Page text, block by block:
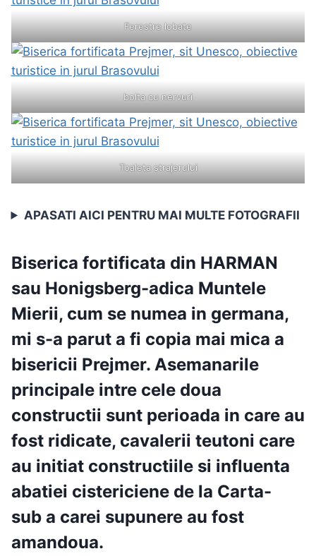
Ferestre lobate
bolta cu nervuri
Toaleta strajerului
APASATI AICI PENTRU MAI MULTE FOTOGRAFII
Biserica fortificata din HARMAN
sau Honigsberg-adica Muntele
Mierii, cum se numea in germana,
mi s-a parut a fi copia mai mica a
bisericii Prejmer. Asemanarile
principale intre cele doua
constructii sunt perioada in care au
fost ridicate, cavalerii teutoni care
au initiat constructiile si influenta
abatiei cistericiene de la Carta-
sub a carei supunere au fost
amandoua.